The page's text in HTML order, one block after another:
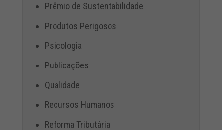
Prêmio de Sustentabilidade
Produtos Perigosos
Psicologia
Publicações
Qualidade
Recursos Humanos
Reforma Tributária